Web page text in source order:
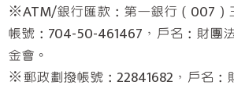
※ATM/銀行匯款：第一銀行（007）
帳號：704-50-461467，戶名：財團
金會。
※郵政劃撥帳號：22841682，戶名：